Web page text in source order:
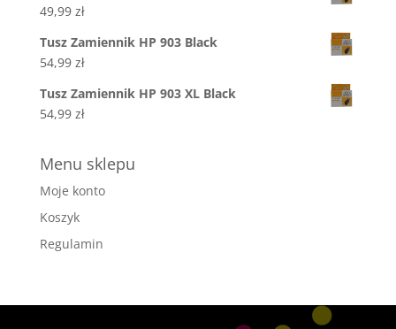
49,99 zł
Tusz Zamiennik HP 903 Black
54,99 zł
Tusz Zamiennik HP 903 XL Black
54,99 zł
Menu sklepu
Moje konto
Koszyk
Regulamin